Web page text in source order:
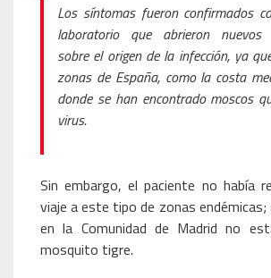
Los síntomas fueron confirmados
laboratorio que abrieron nuevos
sobre el origen de la infección, ya
zonas de España, como la costa
donde se han encontrado moscos
virus.
Sin embargo, el paciente no había
viaje a este tipo de zonas endémicas;
en la Comunidad de Madrid no
mosquito tigre.